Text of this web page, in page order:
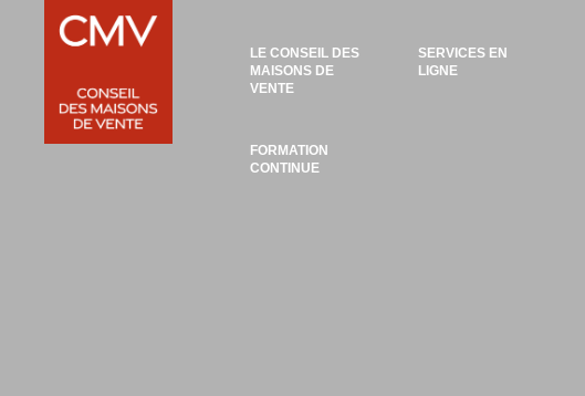
LE CONSEIL DES
MAISONS DE
VENTE
SERVICES EN
LIGNE
FORMATION
CONTINUE